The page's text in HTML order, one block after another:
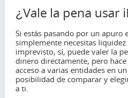
¿Vale la pena usar
Si estás pasando por un apuro
simplemente necesitas
imprevisto, sí, puede valer la
dinero directamente, pero
acceso a varias entidades en
posibilidad de comparar y
a ti.